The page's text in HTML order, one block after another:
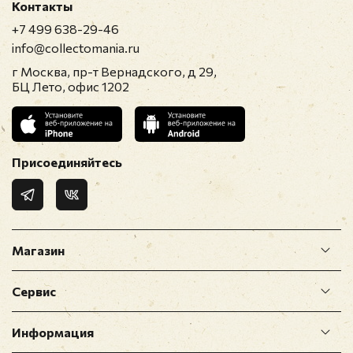
Магазин
Сервис
Информация
Контакты
+7 499 638-29-46
info@collectomania.ru
г Москва, пр-т Вернадского, д 29,
БЦ Лето, офис 1202
Присоединяйтесь